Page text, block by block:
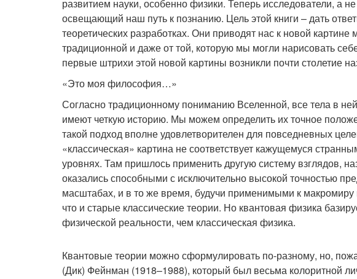
развитием науки, особенно физики. Теперь исследователи, а
освещающий наш путь к познанию. Цель этой книги – дать
теоретических разработках. Они приводят нас к новой картине
традиционной и даже от той, которую мы могли нарисовать
первые штрихи этой новой картины возникли почти столетие
«Это моя философия…»
Согласно традиционному пониманию Вселенной, все тела в
имеют четкую историю. Мы можем определить их точное
такой подход вполне удовлетворителен для повседневных
«классическая» картина не соответствует кажущемуся
уровнях. Там пришлось применить другую систему взглядов,
оказались способными с исключительно высокой точностью
масштабах, и в то же время, будучи применимыми к
что и старые классические теории. Но квантовая физика
физической реальности, чем классическая физика.
Квантовые теории можно сформулировать по-разному, но,
(Дик) Фейнман (1918–1988), который был весьма колоритной